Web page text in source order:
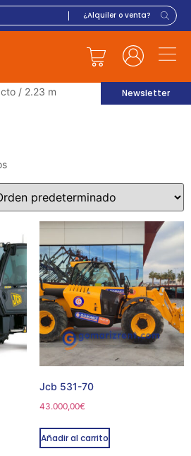
Newsletter
/ 2.23 m
Jcb 531-70
43.000,00€
Añadir al carrito